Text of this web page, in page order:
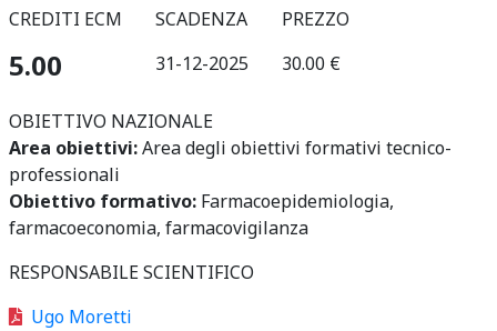
CREDITI ECM
5.00
SCADENZA
31-12-2025
PREZZO
30.00 €
OBIETTIVO NAZIONALE
Area obiettivi:Area degli obiettivi formativi tecnico-
professionali
Obiettivo formativo: Farmacoepidemiologia,
farmacoeconomia, farmacovigilanza
RESPONSABILE SCIENTIFICO
Ugo Moretti